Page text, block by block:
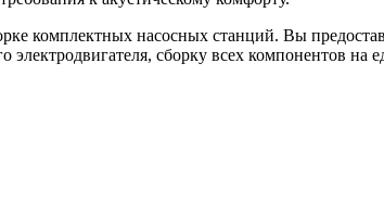
комплектных насосных станций. Вы
сборку всех компонентов на